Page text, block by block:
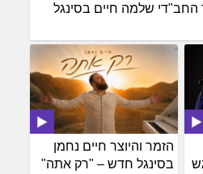
שלמה חיים בסינגל
הזמר והיוצר חיים נחמן
בסינגל חדש – "רק אתה"